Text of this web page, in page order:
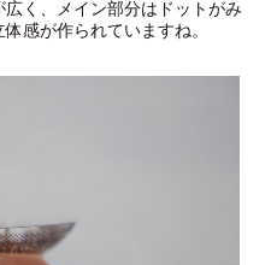
く、メイン部分はドットがみ
感が作られていますね。